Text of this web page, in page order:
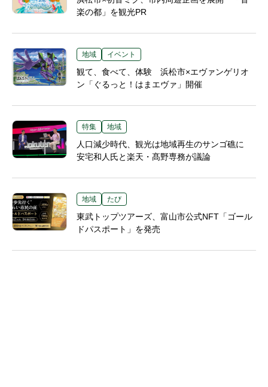
楽の都」を観光PR
地域 イベント
観て、食べて、体験 浜松市×エヴァンゲリオ
ン「ぐるっと！はまエヴァ」開催
特集 地域
人口減少時代、観光は地域再生のサンゴ礁に
安宅和人氏と楽天・髙野専務が議論
地域 たび
東武トップツアーズ、富山市公式NFT「ゴール
ドパスポート」を発売